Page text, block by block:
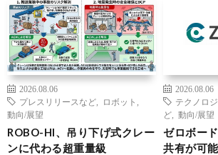
2026.08.06
プレスリリースなど
ロボット
動向/展望
ROBO-HI、吊り下げ式クレー
ンに代わる超重量級
2026.08.06
テクノロ
ど
動向/展望
ゼロボー
共有が可